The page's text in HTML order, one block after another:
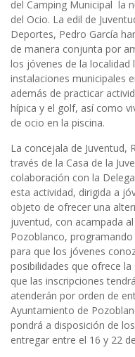
del Camping Municipal la
del Ocio. La edil de
Deportes, Pedro García
de manera conjunta por
los jóvenes de la localidad
instalaciones municipales
además de practicar
hípica y el golf, así como
de ocio en la piscina.
La concejala de Juventud,
través de la Casa de la
colaboración con la
esta actividad, dirigida a
objeto de ofrecer una
juventud, con acampada
Pozoblanco,
para que los jóvenes
posibilidades que ofrece la
que las inscripciones
atenderán por orden de
Ayuntamiento de
pondrá a disposición de
entregar entre el 16 y 22